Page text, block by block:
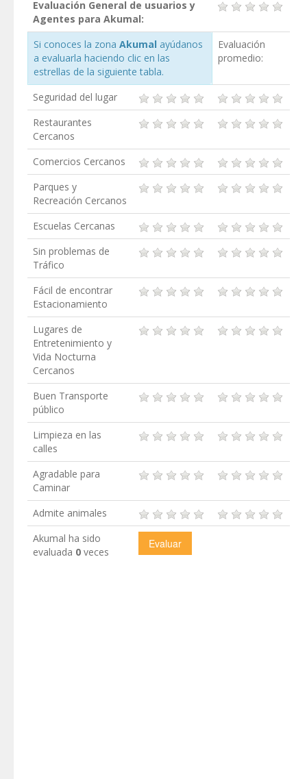
Evaluación General de usuarios y
Agentes para Akumal:
Si conoces la zona Akumal ayúdanos
a evaluarla haciendo clic en las
estrellas de la siguiente tabla.
Evaluación
promedio:
Seguridad del lugar
Restaurantes
Cercanos
Comercios Cercanos
Parques y
Recreación Cercanos
Escuelas Cercanas
Sin problemas de
Tráfico
Fácil de encontrar
Estacionamiento
Lugares de
Entretenimiento y
Vida Nocturna
Cercanos
Buen Transporte
público
Limpieza en las
calles
Agradable para
Caminar
Admite animales
Akumal ha sido
evaluada 0 veces